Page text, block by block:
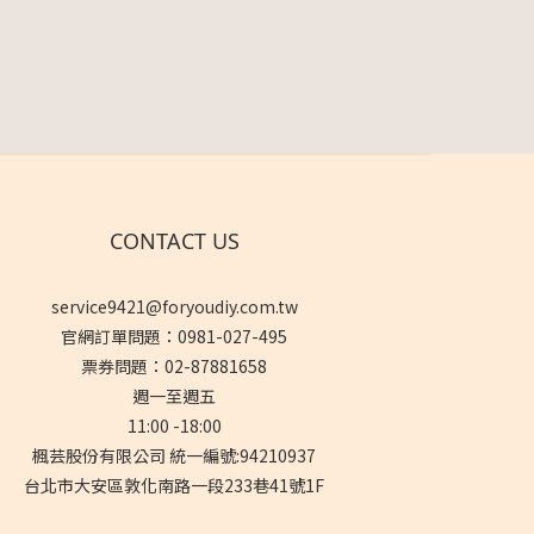
CONTACT US
service9421@foryoudiy.com.tw
官網訂單問題：0981-027-495
票券問題：02-87881658
週一至週五
11:00 -18:00
楓芸股份有限公司 統一編號:94210937
台北市大安區敦化南路一段233巷41號1F